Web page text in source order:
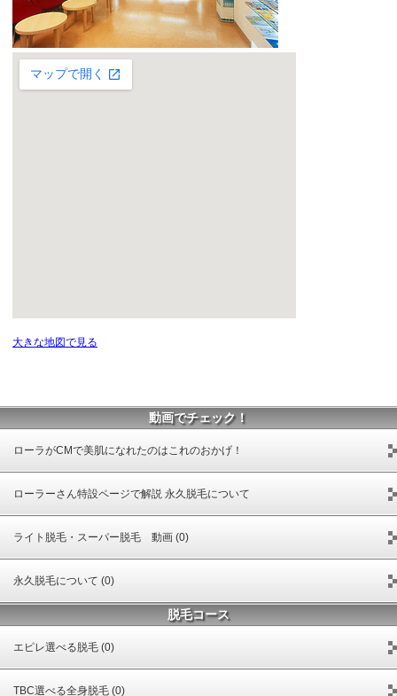
大きな地図で見る
動画でチェック！
ローラがCMで美肌になれたのはこれのおかげ！
ローラーさん特設ページで解説 永久脱毛について
ライト脱毛・スーパー脱毛 動画 (0)
永久脱毛について (0)
脱毛コース
エピレ選べる脱毛 (0)
TBC選べる全身脱毛 (0)